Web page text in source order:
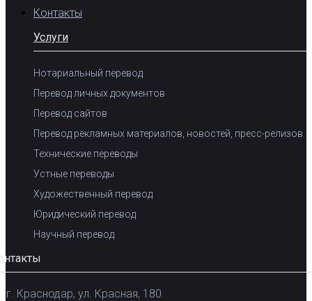
Контакты
Услуги
Нотариальный перевод
Перевод личных документов
Перевод сайтов
Перевод рекламных материалов, новостей, пресс-релизов
Технические переводы
Устные переводы
Художественный перевод
Юридический перевод
Научный перевод
г. Краснодар, ул. Красная, 180